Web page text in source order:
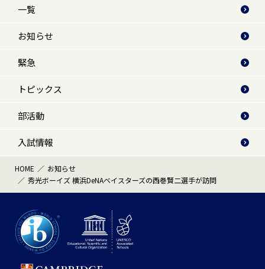
一覧
お知らせ
緊急
トピックス
部活動
入試情報
HOME
お知らせ
秀光ボーイズ 横浜DeNAベイスターズの西巻賢二選手が訪問